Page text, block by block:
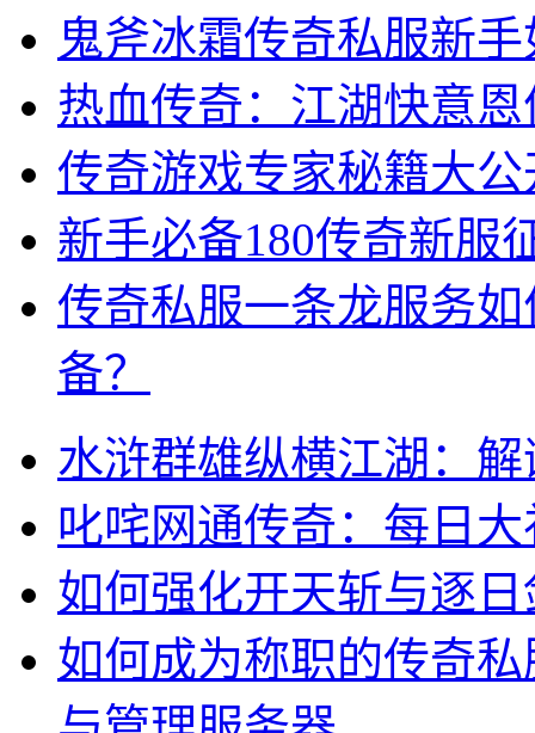
鬼斧冰霜传奇私服新
热血传奇：江湖快意
传奇游戏专家秘籍大
新手必备180传奇新服
传奇私服一条龙服务
备？
水浒群雄纵横江湖：
叱咤网通传奇：每日
如何强化开天斩与逐
如何成为称职的传奇